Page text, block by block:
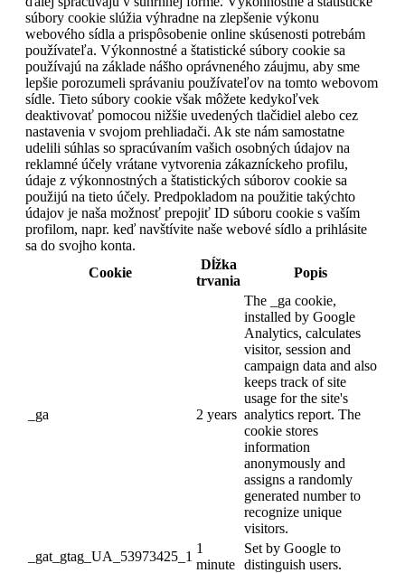
súbory cookie slúžia výhradne na zlepšenie výkonu
webového sídla a prispôsobenie online skúsenosti potrebám
používateľa. Výkonnostné a štatistické súbory cookie sa
používajú na základe nášho oprávneného záujmu, aby sme
lepšie porozumeli správaniu používateľov na tomto webovom
sídle. Tieto súbory cookie však môžete kedykoľvek
deaktivovať pomocou nižšie uvedených tlačidiel alebo cez
nastavenia v svojom prehliadači. Ak ste nám samostatne
udelili súhlas so spracúvaním vašich osobných údajov na
reklamné účely vrátane vytvorenia zákazníckeho profilu,
údaje z výkonnostných a štatistických súborov cookie sa
použijú na tieto účely. Predpokladom na použitie takýchto
údajov je naša možnosť prepojiť ID súboru cookie s vaším
profilom, napr. keď navštívite naše webové sídlo a prihlásite
sa do svojho konta.
Cookie
Dĺžka
trvania
Popis
_ga 2 years
The _ga cookie,
installed by Google
Analytics, calculates
visitor, session and
campaign data and also
keeps track of site
usage for the site's
analytics report. The
cookie stores
information
anonymously and
assigns a randomly
generated number to
recognize unique
visitors.
_gat_gtag_UA_53973425_1
1
minute
Set by Google to
distinguish users.